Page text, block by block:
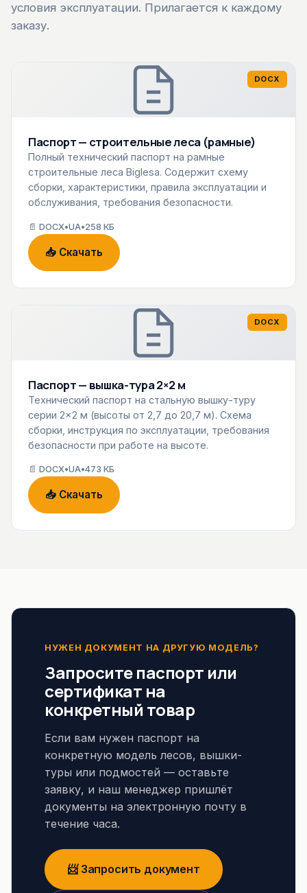
условия эксплуатации. Прилагается к каждому
заказу.
DOCX
Паспорт — строительные леса (рамные)
Полный технический паспорт на рамные
строительные леса Biglesa. Содержит схему
сборки, характеристики, правила эксплуатации и
обслуживания, требования безопасности.
📄 DOCX•UA•258 КБ
📥 Скачать
DOCX
Паспорт — вышка-тура 2×2 м
Технический паспорт на стальную вышку-туру
серии 2×2 м (высоты от 2,7 до 20,7 м). Схема
сборки, инструкция по эксплуатации, требования
безопасности при работе на высоте.
📄 DOCX•UA•473 КБ
📥 Скачать
НУЖЕН ДОКУМЕНТ НА ДРУГУЮ МОДЕЛЬ?
Запросите паспорт или
сертификат на
конкретный товар
Если вам нужен паспорт на
конкретную модель лесов, вышки-
туры или подмостей — оставьте
заявку, и наш менеджер пришлёт
документы на электронную почту в
течение часа.
📨 Запросить документ